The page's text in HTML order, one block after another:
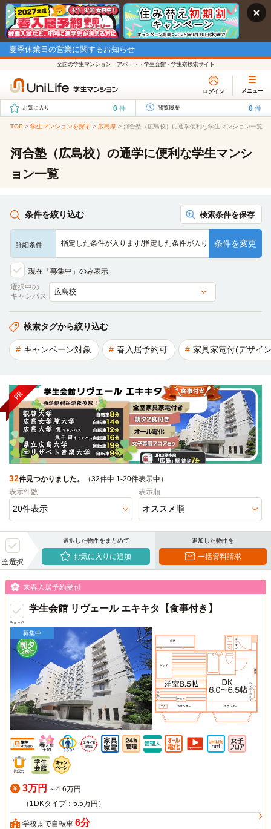
夏季休業日の営業に関するお知らせ
全国の学生マンション・アパート・学生会館・学生寮検索サイト
ログイン メニュー
お気に入り 0 件 閲覧履歴 0 件
TOP > 学生マンションを探す > 広島県 > 河合塾（広島校）に通学便利な学生マンション一覧
河合塾（広島校）の通学に便利な学生マンシ
ョン一覧
条件を絞り込む 検索条件を保存
詳細条件 指定した条件が入ります/指定した条件が入ります/指定した条…
条件を変更
現在「募集中」のみ表示
選択中の
キャンパス
検索タグから絞り込む
キャンペーン対象 春入居予約可 家具家電付(デザイ
32件見つかりました。
（32件中 1-20件表示中）
表示件数
表示順
全選択
選択した物件をまとめて
お気に入りに追加
追加した物件を
一括資料請求
チェック
来春入居予約受付
学生会館 リヴェール エキキタ【食事付き】
募集中
3万円 ～4.6万円
（1DKタイプ：5.5万円）
学校まで自転車 6分